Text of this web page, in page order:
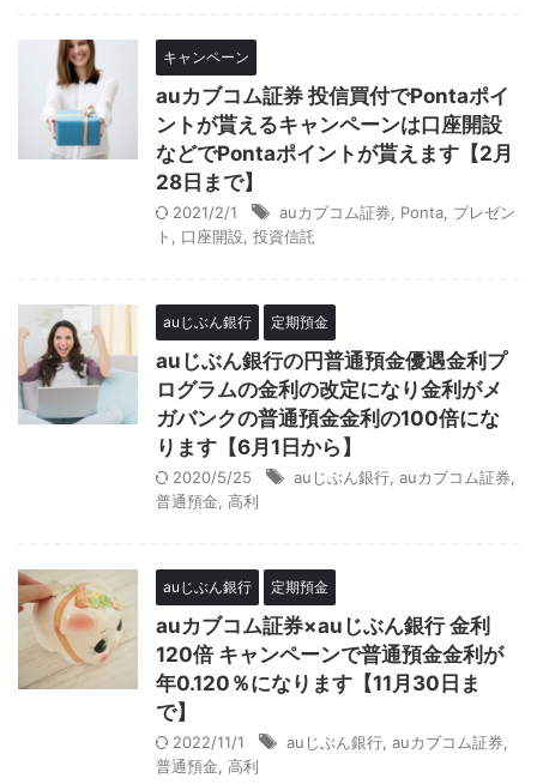
キャンペーン
auカブコム証券 投信買付でPontaポイ
ントが貰えるキャンペーンは口座開設
などでPontaポイントが貰えます【2月
28日まで】
2021/2/1 auカブコム証券 Ponta プレゼン
ト
口座開設 投資信託
auじぶん銀行 定期預金
auじぶん銀行の円普通預金優遇金利プ
ログラムの金利の改定になり金利がメ
ガバンクの普通預金金利の100倍にな
ります【6月1日から】
2020/5/25 auじぶん銀行 auカブコム証券
普通預金 高利
auじぶん銀行 定期預金
auカブコム証券×auじぶん銀行 金利
120倍 キャンペーンで普通預金金利が
年0.120％になります【11月30日ま
で】
2022/11/1 auじぶん銀行 auカブコム証券
普通預金 高利